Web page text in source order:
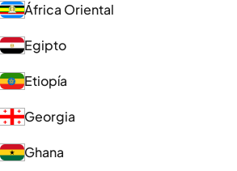
África Oriental
Egipto
Etiopía
Georgia
Ghana